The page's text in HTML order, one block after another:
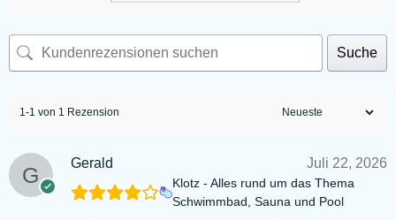
Suche
1-1 von 1 Rezension
Gerald Juli 22, 2026
Klotz - Alles rund um das Thema
Schwimmbad, Sauna und Pool